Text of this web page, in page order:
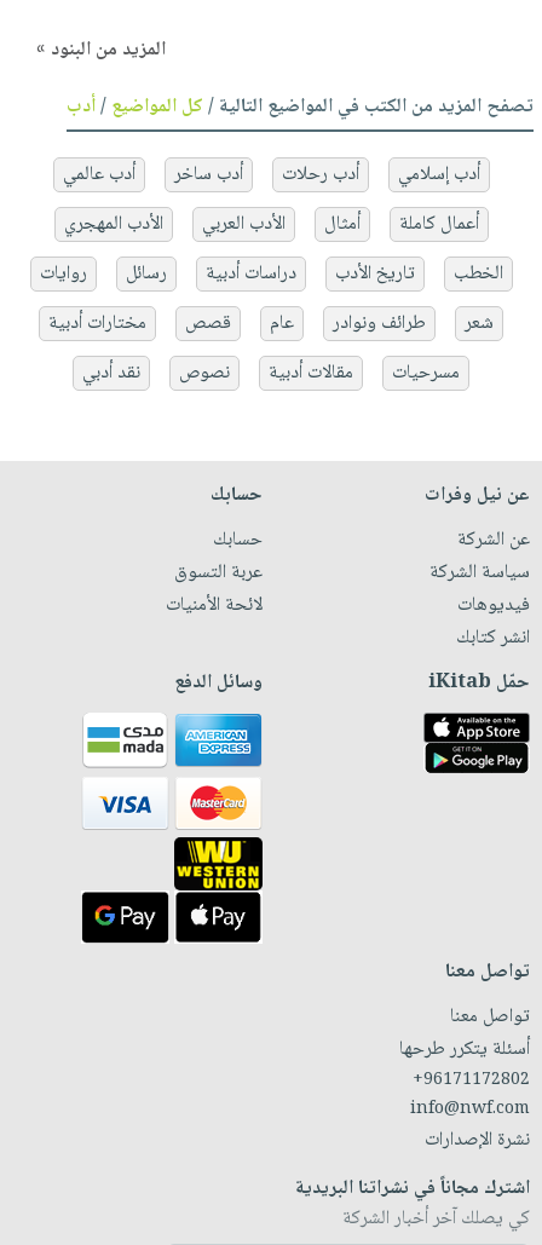
المزيد من البنود »
تصفح المزيد من الكتب في المواضيع التالية /كل المواضيع/أدب
أدب إسلامي أدب رحلات أدب ساخر
أدب عالمي
أعمال كاملة
أمثال الأدب العربي
الأدب المهجري
الخطب
تاريخ الأدب دراسات أدبية رسائل
روايات
شعر
طرائف ونوادر عام قصص
مختارات أدبية
مسرحيات
مقالات أدبية نصوص نقد أدبي
عن نيل وفرات
عن الشركة
سياسة الشركة
فيديوهات
انشر كتابك
حسابك
حسابك
عربة التسوق
لائحة الأمنيات
حمّل iKitab وسائل الدفع
تواصل معنا
تواصل معنا
أسئلة يتكرر طرحها
+96171172802
info@nwf.com
نشرة الإصدارات
اشترك مجاناً في نشراتنا البريدية
كي يصلك آخر أخبار الشركة